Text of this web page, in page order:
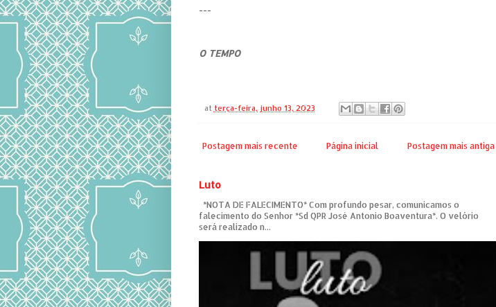
---
O TEMPO
at terça-feira, junho 13, 2023
Postagem mais recente Postagem mais antiga
Página inicial
Luto
*NOTA DE FALECIMENTO* Com profundo pesar, comunicamos o
falecimento do Senhor *Sd QPR José Antonio Boaventura*. O velório
será realizado n...